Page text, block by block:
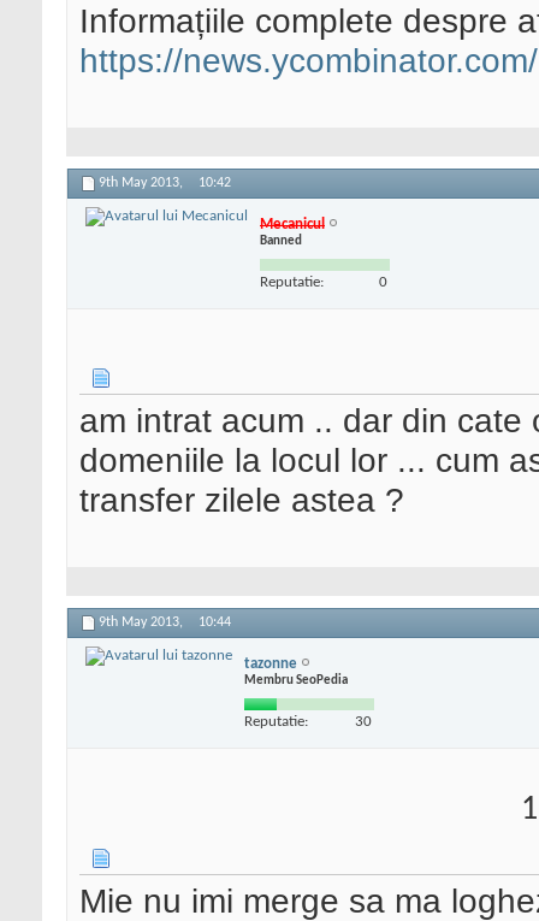
Informațiile complete despre
https://
9th May 2013, 10:42
Mecanicul
Banned
Reputatie: 0
am intrat acum .. dar din
domeniile la locul lor ... cum
transfer zilele astea ?
9th May 2013, 10:44
tazonne
Membru SeoPedia
Reputatie: 30
Mie nu imi merge sa ma